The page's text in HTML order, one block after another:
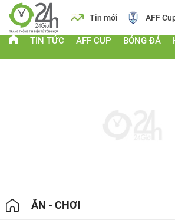
Lịch Tin mới AFF
TIN TỨC AFF CUP BÓNG ĐÁ
ĂN - CHƠI